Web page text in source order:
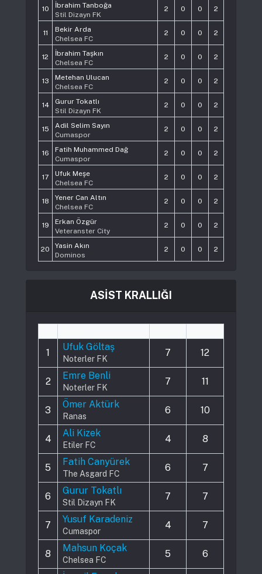
10
İbrahim Tanboğa
Stil Dizayn FK
2 0 0 2
11
Bekir Arda
Chelsea FC
2 0 0 2
12
İbrahim Taşkın
Chelsea FC
2 0 0 2
13
Metehan Ulucan
Chelsea FC
2 0 0 2
14
Gurur Tokatlı
Stil Dizayn FK
2 0 0 2
15
Adil Selim Sayın
Cumaspor
2 0 0 2
16
Fatih Muhammed Dağ
Cumaspor
2 0 0 2
17
Ufuk Meşe
Chelsea FC
2 0 0 2
18
Yener Can Altın
Chelsea FC
2 0 0 2
19
Erkan Özgür
Veteranster City
2 0 0 2
20
Yasin Akın
Dominos
2 0 0 2
ASİST KRALLIĞI
1
Ufuk Göltaş
Noterler FK
7 12
2
Emre Benli
Noterler FK
7 11
3
Ömer Aktürk
Ranas
6 10
4
Ali Kizek
Etiler FC
4 8
5
Fatih Canyürek
The Asgard FC
6 7
6
Gurur Tokatlı
Stil Dizayn FK
7 7
7
Yusuf Karadeniz
Cumaspor
4 7
8
Mahsun Koçak
Chelsea FC
5 6